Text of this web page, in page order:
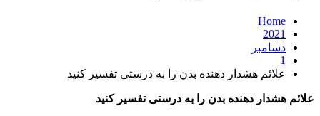
Home
2021
دسامبر
1
علائم هشدار دهنده بدن را به درستی تفسیر کنید
علائم هشدار دهنده بدن را به درستی تفسیر کنید